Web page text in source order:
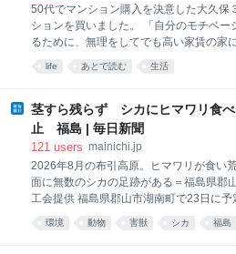
する場面で、本来の筋にはない「かいら
らしい）ちゅうたら、かいらしいねんけ
せりふを加え、容姿をからかうトーンを
る。 「見た目についてコソコソ言われる
さやかわいげをおもしろく表現する
社オンライン
50代でマンション購入を決意した大久保
ションを買いました。 「自分のモチベー
るために、無理をしてでも高い家賃の家
人のなかにはそういう人もいるけれど、
を選ぶタイプ。 実際、これまで住んでい
に、ずいぶん家賃が安いところに住んで
ね」と驚かれることもあったりして。 東
しを始めてからは、基本、６年周期で引
間ではないから、それくらいの時間が経
てくるんですよ。 クーラーから謎のカス
うになったり、台所の換気扇が油汚れで
たり。 最後の賃貸物件には珍しく9年も
life あとで読む 生活
茎すら残らず シカにヒマワリ食
止 福島 | 毎日新聞
121 users mainichi.jp
2026年8月の布引高原。ヒマワリが食い
面に無数のシカの足跡がある＝福島県郡
工会提供 福島県郡山市湖南町で23日に予
「郡山布引風の高原まつり」の中止が7日
た。咲き誇るヒマワリと風車が並ぶ絶景
環境 動物 害獣 シカ 福島